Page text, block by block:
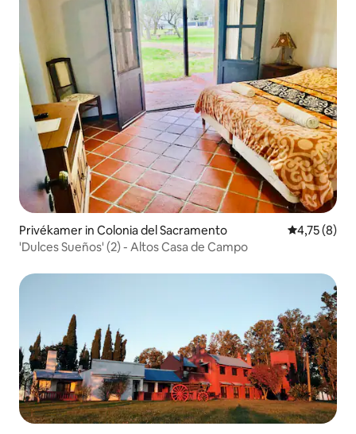
Privékamer in Colonia del Sacramento
4,75 (8)
'Dulces Sueños' (2) - Altos Casa de Campo